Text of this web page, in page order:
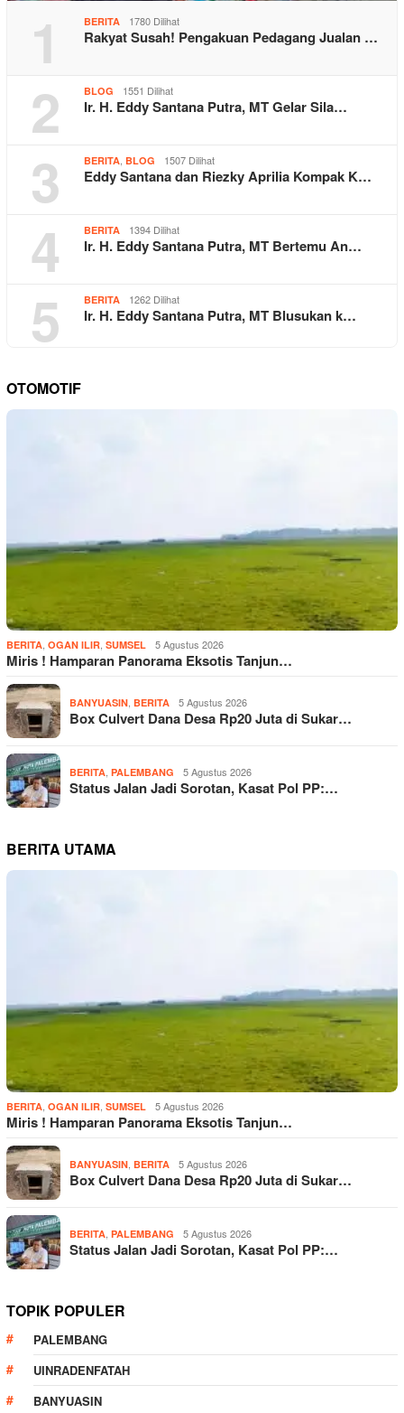
1 BERITA 1780 Dilihat
Rakyat Susah! Pengakuan Pedagang Jualan …
2 BLOG 1551 Dilihat
Ir. H. Eddy Santana Putra, MT Gelar Sila…
3 BERITA BLOG 1507 Dilihat
Eddy Santana dan Riezky Aprilia Kompak K…
4 BERITA 1394 Dilihat
Ir. H. Eddy Santana Putra, MT Bertemu An…
5 BERITA 1262 Dilihat
Ir. H. Eddy Santana Putra, MT Blusukan k…
OTOMOTIF
BERITA, OGAN ILIR, SUMSEL 5 Agustus 2026
Miris ! Hamparan Panorama Eksotis Tanjun…
BANYUASIN, BERITA 5 Agustus 2026
Box Culvert Dana Desa Rp20 Juta di Sukar…
BERITA, PALEMBANG 5 Agustus 2026
Status Jalan Jadi Sorotan, Kasat Pol PP:…
BERITA UTAMA
BERITA, OGAN ILIR, SUMSEL 5 Agustus 2026
Miris ! Hamparan Panorama Eksotis Tanjun…
BANYUASIN, BERITA 5 Agustus 2026
Box Culvert Dana Desa Rp20 Juta di Sukar…
BERITA, PALEMBANG 5 Agustus 2026
Status Jalan Jadi Sorotan, Kasat Pol PP:…
TOPIK POPULER
PALEMBANG
UINRADENFATAH
BANYUASIN